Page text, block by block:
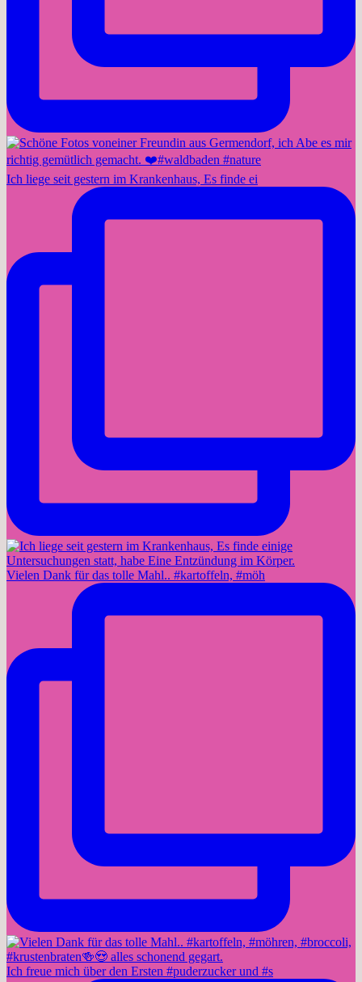
Ich liege seit gestern im Krankenhaus, Es finde ei
Vielen Dank für das tolle Mahl.. #kartoffeln, #möh
Ich freue mich über den Ersten #puderzucker und #s